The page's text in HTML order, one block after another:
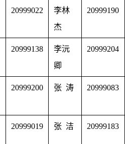
20999022
李林
杰
20999190
20999138
李沅
卿
20999204
20999200 张 涛 20999083
20999019 张 洁 20999183